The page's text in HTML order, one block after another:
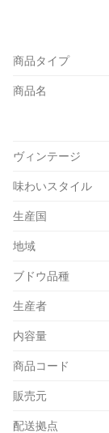
商品タイプ
商品名
ヴィンテージ
味わいスタイル
生産国
地域
ブドウ品種
生産者
内容量
商品コード
販売元
配送拠点